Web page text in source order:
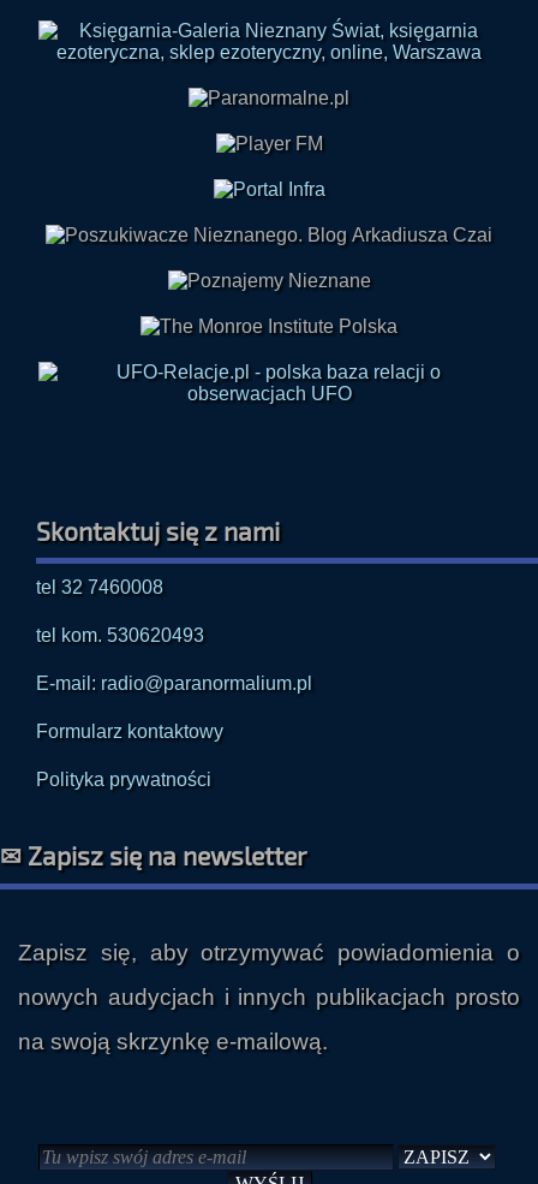
tel 32 7460008
tel kom. 530620493
E-mail: radio@paranormalium.pl
Formularz kontaktowy
Polityka prywatności
nowych audycjach i innych publikacjach prosto
na swoją skrzynkę e-mailową.